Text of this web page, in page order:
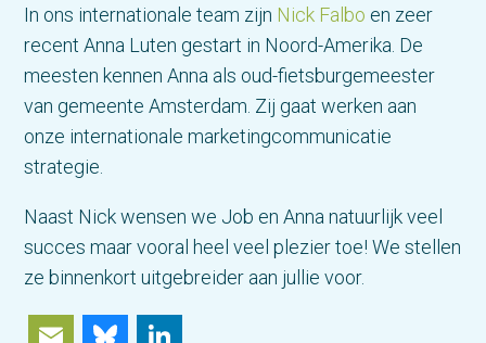
In ons internationale team zijn Nick Falbo en zeer
recent Anna Luten gestart in Noord-Amerika. De
meesten kennen Anna als oud-fietsburgemeester
van gemeente Amsterdam. Zij gaat werken aan
onze internationale marketingcommunicatie
strategie.
Naast Nick wensen we Job en Anna natuurlijk veel
succes maar vooral heel veel plezier toe! We stellen
ze binnenkort uitgebreider aan jullie voor.
EmailBluesky